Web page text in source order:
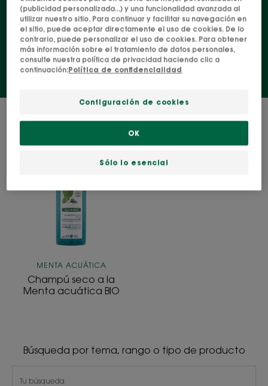
nocivas. ¡Tu mejor aliado para enfrentarte a la
jungla urbana!
1 resultado "Champú en seco"
Champú
Menta
acuática
BIO
MENTA ACUÁTICA
Champú seco a la
Menta acuática BIO
Búsqueda por tema, rango o tipo de producto
(publicidad personalizada...) y una funcionalidad avanzada al
utilizar nuestro sitio. Para continuar y facilitar su navegación en
el sitio, puede aceptar directamente el uso de cookies. De lo
contrario, puede personalizar el uso de cookies. Para obtener
más información sobre el tratamiento de datos personales,
consulte nuestra política de privacidad haciendo clic a
continuación:Política de confidencialidad
Configuración de cookies
Sólo lo esencial
OK